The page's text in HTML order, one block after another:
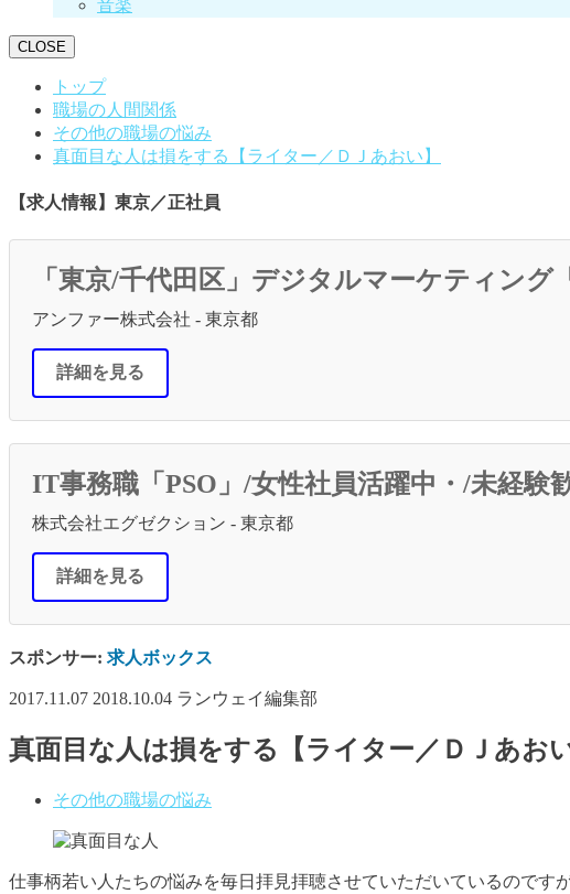
音楽
CLOSE
トップ
職場の人間関係
その他の職場の悩み
真面目な人は損をする【ライター／ＤＪあおい】
【求人情報】東京／正社員
「東京/千代田区」デジタルマーケティン
アンファー株式会社 - 東京都
詳細を見る
IT事務職「PSO」/女性社員活躍中・/未経
株式会社エグゼクション - 東京都
詳細を見る
スポンサー: 求人ボックス
2017.11.07 2018.10.04 ランウェイ編集部
真面目な人は損をする【ライター／ＤＪあおい
その他の職場の悩み
仕事柄若い人たちの悩みを毎日拝見拝聴させていただいているので